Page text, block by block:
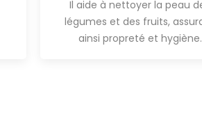
Il aide à nettoyer la peau
légumes et des fruits,
ainsi propreté et hygiène.